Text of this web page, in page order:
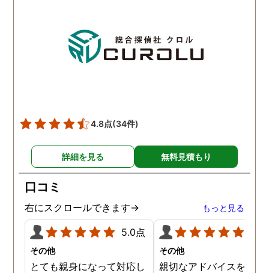
4.8点(34件)
詳細を見る 無料見積もり
口コミ
右にスクロールできます→ もっと見る
5.0点
その他
とても親身になって対応し
その他
親切なアドバイスを頂き